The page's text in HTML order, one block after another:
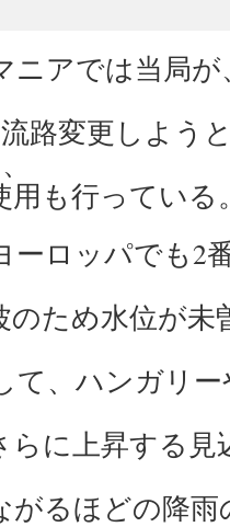
ニアでは当局
路変更しよう
用も行っている
ーロッパでも2
のため水位が未
て、ハンガリ
らに上昇する
がるほどの降